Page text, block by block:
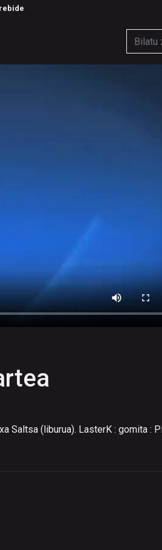
Saltsa (liburua). LasterK : gomita :